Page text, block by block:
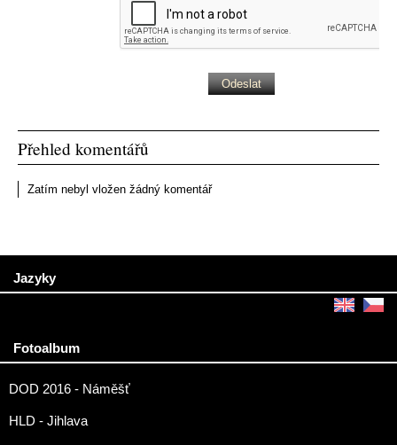
Přehled komentářů
Zatím nebyl vložen žádný komentář
Jazyky
Fotoalbum
DOD 2016 - Náměšť
HLD - Jihlava